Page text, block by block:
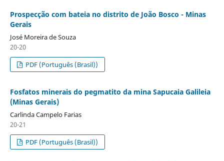
Prospecção com bateia no distrito de João Bosco - Minas
Gerais
José Moreira de Souza
20-20
PDF (Português (Brasil))
Fosfatos minerais do pegmatito da mina Sapucaia Galileia
(Minas Gerais)
Carlinda Campelo Farias
20-21
PDF (Português (Brasil))